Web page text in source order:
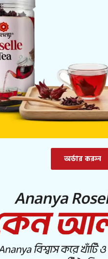
অর্ডার করুন